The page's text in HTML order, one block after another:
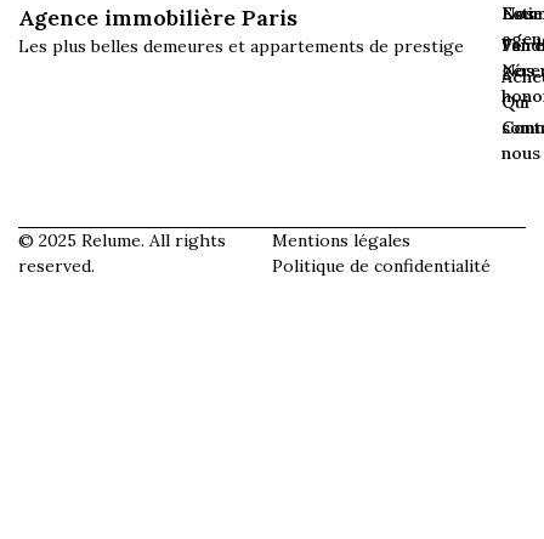
Agence immobilière Paris
Les plus belles demeures et appartements de prestige
Faire
Qui
nous
Nos
Nos
© 2025 Relume. All rights
reserved.
Mentions légales
Politique de confidentialité